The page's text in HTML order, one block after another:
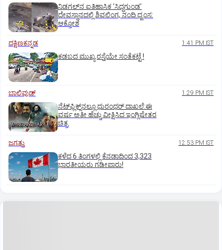
ನಿಡಗಲ್‌ನ ಐತಿಹಾಸಿಕ ‘ಸಿದ್ಧಗುಂಡ’
ದೇವಸ್ಥಾನದಲ್ಲಿ ಶಿವಲಿಂಗ, ನಂದಿ ಧ್ವಂಸ:
ಆಕ್ರೋಶ
ದಕ್ಷಿಣಕನ್ನಡ 1:41 PM IST
ಕಡಬದ ಮುಖ್ಯ ರಸ್ತೆಯೇ ಸಂತೆಕಟ್ಟೆ !
ಬಾಲಿವುಡ್‌ 1:29 PM IST
ನೆಟ್‌ಫ್ಲಿಕ್ಸ್‌ನಲ್ಲೂ ಧುರಂಧರ್‌ ದಾಖಲೆ:ಈ
ವರ್ಷ ಅತೀ ಹೆಚ್ಚು ವೀಕ್ಷಿಸಿದ ಇಂಗ್ಲಿಷೇತರ
ಚಿತ್ರ
ಜಗತ್ತು 12:53 PM IST
ಕಳೆದ 6 ತಿಂಗಳಲ್ಲಿ ಕೆನಡಾದಿಂದ 3,323
ಭಾರತೀಯರು ಗಡೀಪಾರು!